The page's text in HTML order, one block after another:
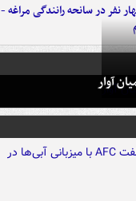
نفر در سانحه رانندگی مراغه -
آوار